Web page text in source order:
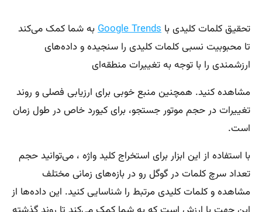
تحقیق کلمات کلیدی با Google Trendsبه شما کمک می‌‌‌کند
تا محبوبیت نسبی کلمات کلیدی را سنجیده و داده‌های
ارزشمندی را با توجه به تغییرات منطقه‌‌‌ای
مشاهده کنید. همچنین منبع خوبی برای ارزیابی فصلی و روند
تغییرات در حجم موتور جستجو، برای کیورد خاص در طول زمان
است.
با استفاده از این ابزار برای استخراج کلید واژه ، می‌‌‌‌توانید حجم
تعداد سرچ کلمات در گوگل رو در بازه‌های زمانی مختلف
مشاهده و کلمات کلیدی مرتبط را شناسایی کنید. این داده‌‌ها از